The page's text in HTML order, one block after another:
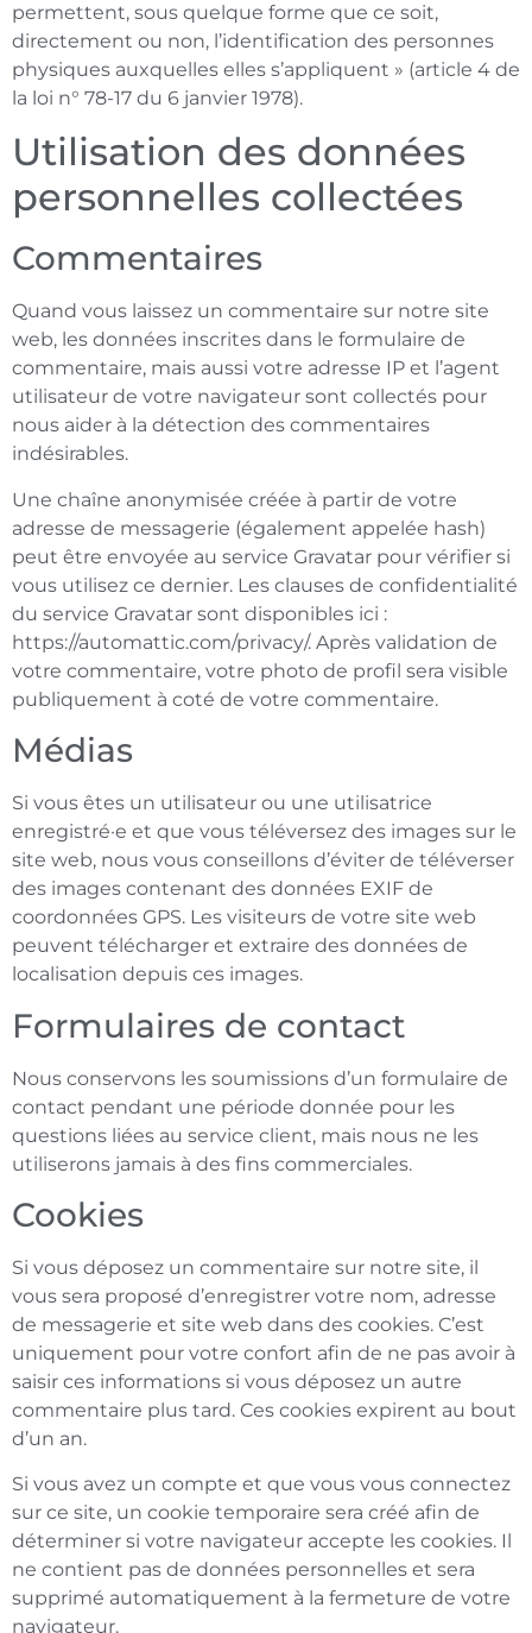
permettent, sous quelque forme que ce soit,
directement ou non, l’identification des personnes
physiques auxquelles elles s’appliquent » (article 4 de
la loi n° 78-17 du 6 janvier 1978).
Utilisation des données
personnelles collectées
Commentaires
Quand vous laissez un commentaire sur notre site
web, les données inscrites dans le formulaire de
commentaire, mais aussi votre adresse IP et l’agent
utilisateur de votre navigateur sont collectés pour
nous aider à la détection des commentaires
indésirables.
Une chaîne anonymisée créée à partir de votre
adresse de messagerie (également appelée hash)
peut être envoyée au service Gravatar pour vérifier si
vous utilisez ce dernier. Les clauses de confidentialité
du service Gravatar sont disponibles ici :
https://automattic.com/privacy/. Après validation de
votre commentaire, votre photo de profil sera visible
publiquement à coté de votre commentaire.
Médias
Si vous êtes un utilisateur ou une utilisatrice
enregistré·e et que vous téléversez des images sur le
site web, nous vous conseillons d’éviter de téléverser
des images contenant des données EXIF de
coordonnées GPS. Les visiteurs de votre site web
peuvent télécharger et extraire des données de
localisation depuis ces images.
Formulaires de contact
Nous conservons les soumissions d’un formulaire de
contact pendant une période donnée pour les
questions liées au service client, mais nous ne les
utiliserons jamais à des fins commerciales.
Cookies
Si vous déposez un commentaire sur notre site, il
vous sera proposé d’enregistrer votre nom, adresse
de messagerie et site web dans des cookies. C’est
uniquement pour votre confort afin de ne pas avoir à
saisir ces informations si vous déposez un autre
commentaire plus tard. Ces cookies expirent au bout
d’un an.
Si vous avez un compte et que vous vous connectez
sur ce site, un cookie temporaire sera créé afin de
déterminer si votre navigateur accepte les cookies. Il
ne contient pas de données personnelles et sera
supprimé automatiquement à la fermeture de votre
navigateur.